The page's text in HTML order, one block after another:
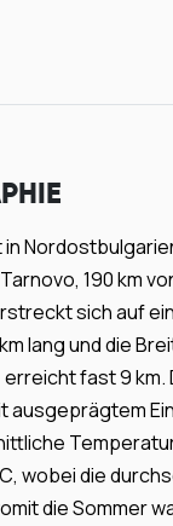
190 km
sich auf
lang und die
fast 9 km.
ausgeprägtem
Temperatur
С, wobei die
die Sommer